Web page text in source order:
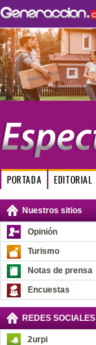
PORTADA EDITORIAL
Nuestros sitios
Opinión
Turismo
Notas de prensa
Encuestas
REDES SOCIALES
2urpi